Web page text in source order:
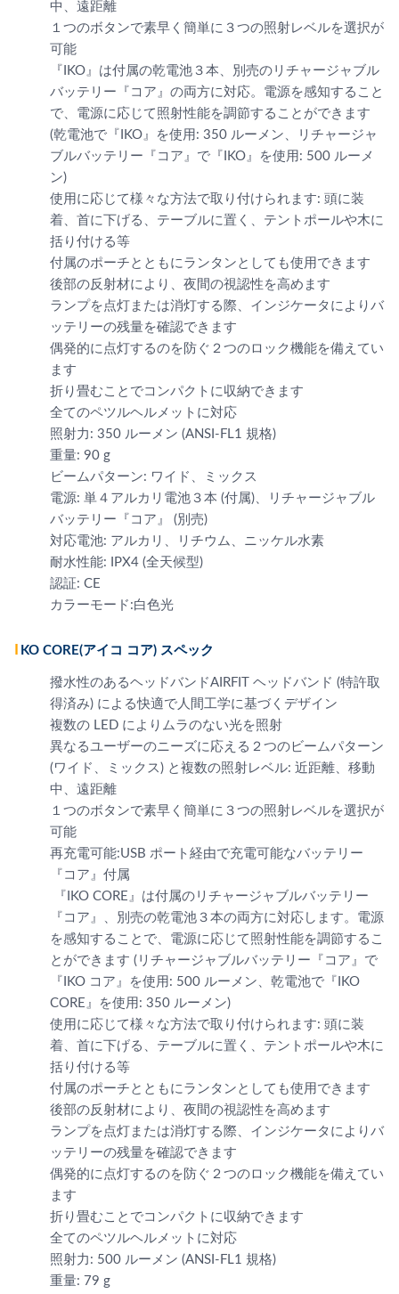
中、遠距離
１つのボタンで素早く簡単に３つの照射レベルを選択が
可能
『IKO』は付属の乾電池３本、別売のリチャージャブル
バッテリー『コア』の両方に対応。電源を感知すること
で、電源に応じて照射性能を調節することができます
(乾電池で『IKO』を使用: 350 ルーメン、リチャージャ
ブルバッテリー『コア』で『IKO』を使用: 500 ルーメ
ン)
使用に応じて様々な方法で取り付けられます: 頭に装
着、首に下げる、テーブルに置く、テントポールや木に
括り付ける等
付属のポーチとともにランタンとしても使用できます
後部の反射材により、夜間の視認性を高めます
ランプを点灯または消灯する際、インジケータによりバ
ッテリーの残量を確認できます
偶発的に点灯するのを防ぐ２つのロック機能を備えてい
ます
折り畳むことでコンパクトに収納できます
全てのペツルヘルメットに対応
照射力: 350 ルーメン (ANSI-FL1 規格)
重量: 90 g
ビームパターン: ワイド、ミックス
電源: 単４アルカリ電池３本 (付属)、リチャージャブル
バッテリー『コア』 (別売)
対応電池: アルカリ、リチウム、ニッケル水素
耐水性能: IPX4 (全天候型)
認証: CE
カラーモード:白色光
IKO CORE(アイコ コア) スペック
撥水性のあるヘッドバンドAIRFIT ヘッドバンド (特許取
得済み) による快適で人間工学に基づくデザイン
複数の LED によりムラのない光を照射
異なるユーザーのニーズに応える２つのビームパターン
(ワイド、ミックス) と複数の照射レベル: 近距離、移動
中、遠距離
１つのボタンで素早く簡単に３つの照射レベルを選択が
可能
再充電可能:USB ポート経由で充電可能なバッテリー
『コア』付属
『IKO CORE』は付属のリチャージャブルバッテリー
『コア』、別売の乾電池３本の両方に対応します。電源
を感知することで、電源に応じて照射性能を調節するこ
とができます (リチャージャブルバッテリー『コア』で
『IKO コア』を使用: 500 ルーメン、乾電池で『IKO
CORE』を使用: 350 ルーメン)
使用に応じて様々な方法で取り付けられます: 頭に装
着、首に下げる、テーブルに置く、テントポールや木に
括り付ける等
付属のポーチとともにランタンとしても使用できます
後部の反射材により、夜間の視認性を高めます
ランプを点灯または消灯する際、インジケータによりバ
ッテリーの残量を確認できます
偶発的に点灯するのを防ぐ２つのロック機能を備えてい
ます
折り畳むことでコンパクトに収納できます
全てのペツルヘルメットに対応
照射力: 500 ルーメン (ANSI-FL1 規格)
重量: 79 g